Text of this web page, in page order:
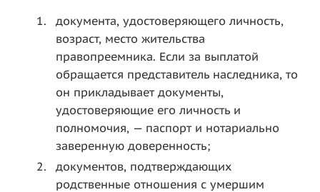
документа, удостоверяющего личность,
возраст, место жительства
правопреемника. Если за выплатой
обращается представитель наследника, то
он прикладывает документы,
удостоверяющие его личность и
полномочия, — паспорт и нотариально
заверенную доверенность;
документов, подтверждающих
родственные отношения с умершим